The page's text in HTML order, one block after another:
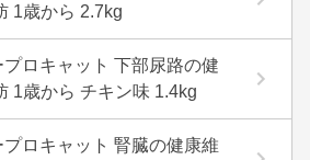
1歳から 2.7kg
プロキャット 下部尿路の健
1歳から チキン味 1.4kg
プロキャット 腎臓の健康維